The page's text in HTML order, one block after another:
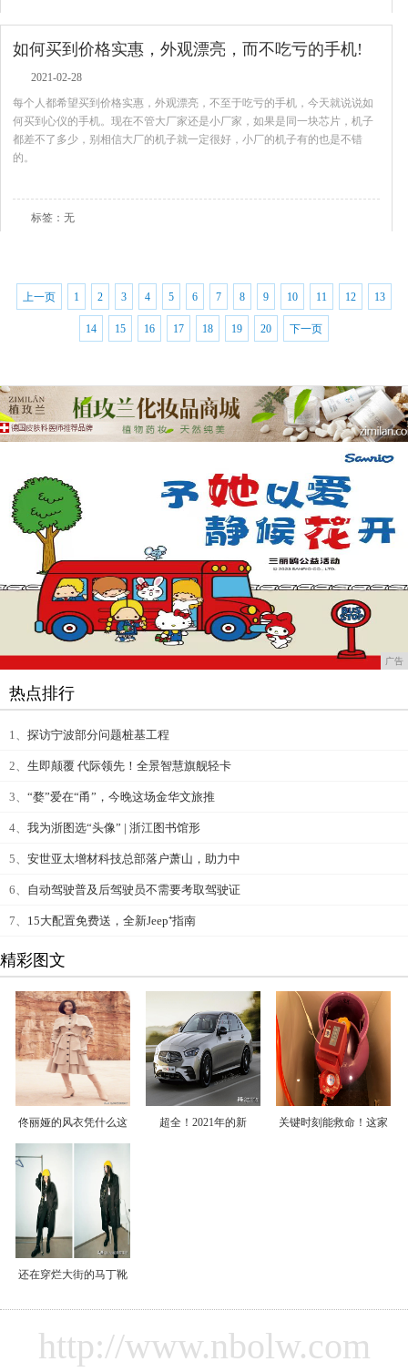
如何买到价格实惠，外观漂亮，而不吃亏的手机!
2021-02-28
每个人都希望买到价格实惠，外观漂亮，不至于吃亏的手机，今天就说说如
何买到心仪的手机。现在不管大厂家还是小厂家，如果是同一块芯片，机子
都差不了多少，别相信大厂的机子就一定很好，小厂的机子有的也是不错
的。
标签：无
上一页 1 2 3 4 5 6 7 8 9 10 11 12 13
14 15 16 17 18 19 20 下一页
广告
热点排行
1、 探访宁波部分问题桩基工程
2、 生即颠覆 代际领先！全景智慧旗舰轻卡
3、 “婺”爱在“甬”，今晚这场金华文旅推
4、 我为浙图选“头像” | 浙江图书馆形
5、 安世亚太增材科技总部落户萧山，助力中
6、 自动驾驶普及后驾驶员不需要考取驾驶证
7、 15大配置免费送，全新Jeep⁺指南
精彩图文
佟丽娅的风衣凭什么这 超全！2021年的新 关键时刻能救命！这家
还在穿烂大街的马丁靴
http://www.nbolw.com